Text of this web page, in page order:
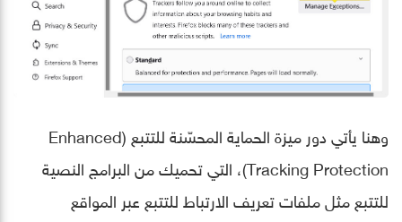
وهنا يأتي دور ميزة الحماية المحسّنة للتتبع (Enhanced
Tracking Protection)، التي تحميك من البرامج النصية
للتتبع مثل ملفات تعريف الارتباط للتتبع عبر المواقع